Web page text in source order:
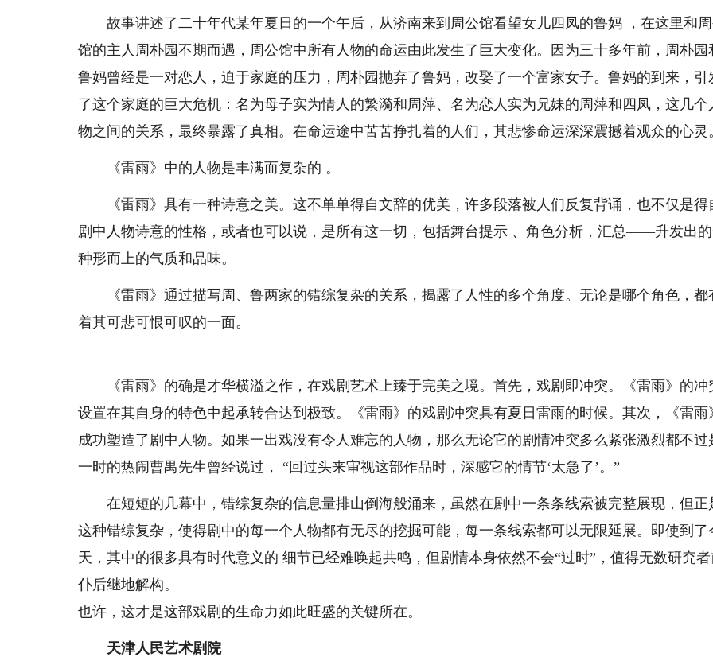
故事讲述了二十年代某年夏日的一个午后，从济南来到周公馆看望女儿四凤的鲁妈 ，在这里和
馆的主人周朴园不期而遇，周公馆中所有人物的命运由此发生了巨大变化。因为三十多年前，周朴园
鲁妈曾经是一对恋人，迫于家庭的压力，周朴园抛弃了鲁妈，改娶了一个富家女子。鲁妈的到来，引
了这个家庭的巨大危机：名为母子实为情人的繁漪和周萍、名为恋人实为兄妹的周萍和四凤，这几个
物之间的关系，最终暴露了真相。在命运途中苦苦挣扎着的人们，其悲惨命运深深震撼着观众的心灵
《雷雨》中的人物是丰满而复杂的 。
《雷雨》具有一种诗意之美。这不单单得自文辞的优美，许多段落被人们反复背诵，也不仅是得
剧中人物诗意的性格，或者也可以说，是所有这一切，包括舞台提示 、角色分析，汇总——升发出
种形而上的气质和品味。
《雷雨》通过描写周、鲁两家的错综复杂的关系，揭露了人性的多个角度。无论是哪个角色，都
着其可悲可恨可叹的一面。
《雷雨》的确是才华横溢之作，在戏剧艺术上臻于完美之境。首先，戏剧即冲突。《雷雨》的冲
设置在其自身的特色中起承转合达到极致。《雷雨》的戏剧冲突具有夏日雷雨的时候。其次，《雷雨
成功塑造了剧中人物。如果一出戏没有令人难忘的人物，那么无论它的剧情冲突多么紧张激烈都不过
一时的热闹曹禺先生曾经说过， “回过头来审视这部作品时，深感它的情节‘太急了’。”
在短短的几幕中，错综复杂的信息量排山倒海般涌来，虽然在剧中一条条线索被完整展现，但正
这种错综复杂，使得剧中的每一个人物都有无尽的挖掘可能，每一条线索都可以无限延展。即使到了
天，其中的很多具有时代意义的 细节已经难唤起共鸣，但剧情本身依然不会“过时”，值得无数研究
仆后继地解构。
也许，这才是这部戏剧的生命力如此旺盛的关键所在。
天津人民艺术剧院